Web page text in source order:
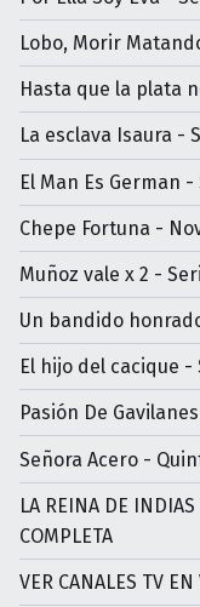
Lobo, Morir
Hasta que la plata
La esclava Isaura -
El Man Es German
Chepe Fortuna -
Muñoz vale x 2 -
Un bandido
El hijo del cacique -
Pasión De
Señora Acero -
LA REINA DE
COMPLETA
VER CANALES TV EN